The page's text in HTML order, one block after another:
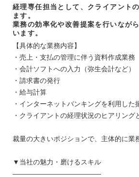
経理専任担当として、クライアント
ます。
業務の効率化や改善提案を行いなが
います。
【具体的な業務内容】
・売上・支払の管理に伴う資料作成業務
・会計ソフトへの入力（弥生会計など）
・請求書の発行
・給与計算
・インターネットバンキングを利用した
・クライアントの経理状況のヒアリング
裁量の大きいポジションで、主体的に業
▼当社の魅力・磨けるスキル
―――――――――――――